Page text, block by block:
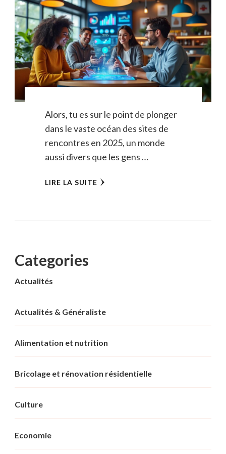
Alors, tu es sur le point de plonger
dans le vaste océan des sites de
rencontres en 2025, un monde
aussi divers que les gens …
LIRE LA SUITE
Categories
Actualités
Actualités & Généraliste
Alimentation et nutrition
Bricolage et rénovation résidentielle
Culture
Economie